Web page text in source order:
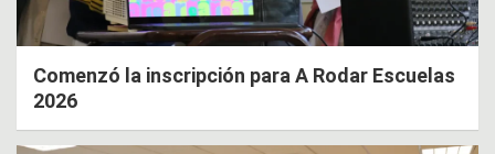
Comenzó la inscripción para A Rodar Escuelas
2026